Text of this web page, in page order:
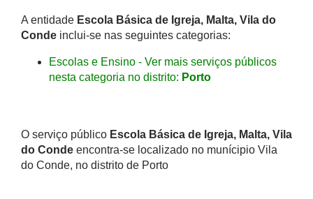
A entidade Escola Básica de Igreja, Malta, Vila do
Conde inclui-se nas seguintes categorias:
Escolas e Ensino - Ver mais serviços públicos
nesta categoria no distrito: Porto
O serviço público Escola Básica de Igreja, Malta, Vila
do Conde encontra-se localizado no munícipio Vila
do Conde, no distrito de Porto